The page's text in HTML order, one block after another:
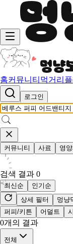
홈커뮤니티 먹거리
로그인
커뮤니티 사료 영
검색 결과 0
최신순
인기순
상세 필터
멍냥
퍼피/키튼
어덜트
0개의 결과
전체